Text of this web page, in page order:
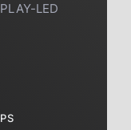
LED